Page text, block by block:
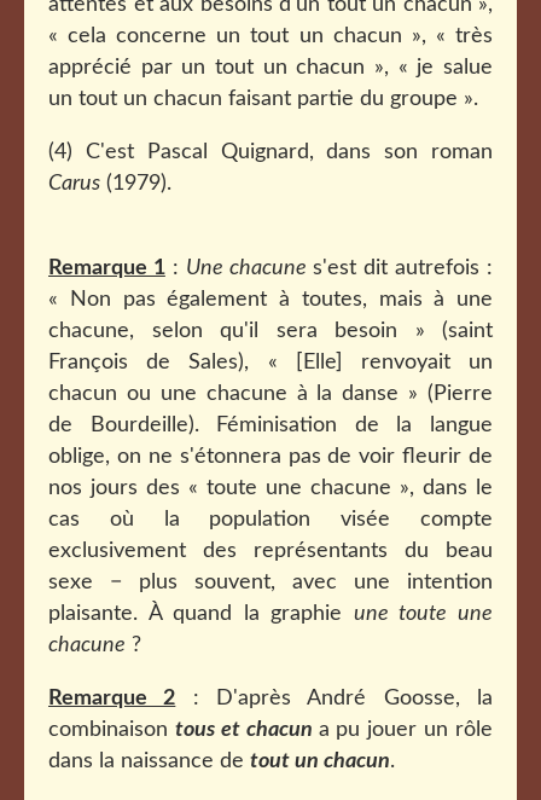
attentes et aux besoins d'un tout un chacun »,
« cela concerne un tout un chacun », « très
apprécié par un tout un chacun », « je salue
un tout un chacun faisant partie du groupe ».
(4) C'est Pascal Quignard, dans son roman
Carus (1979).
Remarque 1: Une chacune s'est dit autrefois :
« Non pas également à toutes, mais à une
chacune, selon qu'il sera besoin » (saint
François de Sales), « [Elle] renvoyait un
chacun ou une chacune à la danse » (Pierre
de Bourdeille). Féminisation de la langue
oblige, on ne s'étonnera pas de voir fleurir de
nos jours des « toute une chacune », dans le
cas où la population visée compte
exclusivement des représentants du beau
sexe − plus souvent, avec une intention
plaisante. À quand la graphie une toute une
chacune ?
Remarque 2 : D'après André Goosse, la
combinaison tous et chacun a pu jouer un rôle
dans la naissance de tout un chacun.